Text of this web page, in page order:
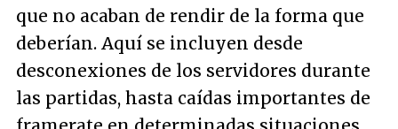
que no acaban de rendir de la forma que
deberían. Aquí se incluyen desde
desconexiones de los servidores durante
las partidas, hasta caídas importantes de